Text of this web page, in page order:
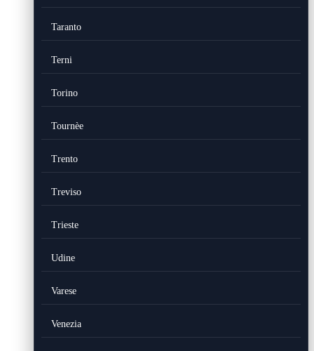
Taranto
Terni
Torino
Tournèe
Trento
Treviso
Trieste
Udine
Varese
Venezia